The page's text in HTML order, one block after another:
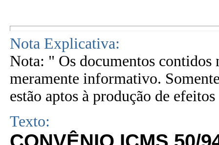
Nota Explicativa:
Nota: " Os documentos contidos
meramente informativo.
estão aptos à produção de
Texto: